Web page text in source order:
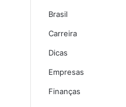
Brasil
Carreira
Dicas
Empresas
Finanças